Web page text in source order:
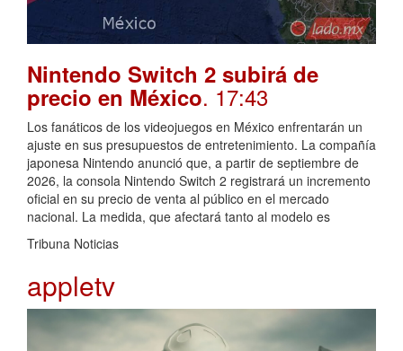
Nintendo Switch 2 subirá de
precio en México. 17:43
Los fanáticos de los videojuegos en México enfrentarán un
ajuste en sus presupuestos de entretenimiento. La compañía
japonesa Nintendo anunció que, a partir de septiembre de
2026, la consola Nintendo Switch 2 registrará un incremento
oficial en su precio de venta al público en el mercado
nacional. La medida, que afectará tanto al modelo es
Tribuna Noticias
appletv